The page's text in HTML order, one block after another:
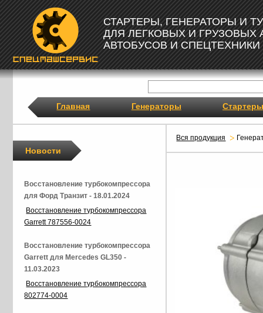
СТАРТЕРЫ, ГЕНЕРАТОРЫ И
ДЛЯ ЛЕГКОВЫХ И ГРУЗОВЫХ
АВТОБУСОВ И СПЕЦТЕХНИКИ
Главная Генераторы Стартеры
Вся продукция
Новости
Восстановление турбокомпрессора
для Форд Транзит - 18.01.2024
Восстановление турбокомпрессора
Garrett 787556-0024
Восстановление турбокомпрессора
Garrett для Mercedes GL350 -
11.03.2023
Восстановление турбокомпрессора
802774-0004